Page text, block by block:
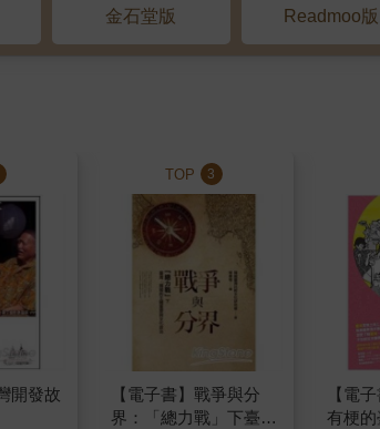
金石堂版 Readmoo版
開發故
TOP 3
【電子書】戰爭與分
界：「總力戰」下臺
【電
有梗的